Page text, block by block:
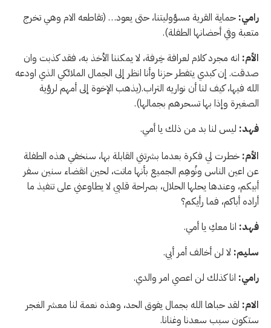
رامي: حماية القرية مسؤوليتنا، حتى يعود… (تقاطعه الام وهي تخرج
متعبة وفي أحضانها الطفلة).
الأم: انه مجرد كلام لعرافة خِرفة، لا يمكننا الأخذ به، فقد كذبت وان
صدقت. إن كبدي يتفطر حزنا وأنا انظر إلى الجمال الملائكي الذي اودعه
الله فيها، كيف لنا أن نواريه التراب.(يذهب الإخوة إلى أمهم لرؤية
الصغيرة وإذا بها تسحرهم بجمالها).
فهد: ليس لنا بد من ذلك يا أمي.
الأم: خطرت لي فكرة بعدما بشرتني القابلة بها، سنخفي هذه الطفلة
عن اعين الناس ونُوهِم الجميع بأنها ماتت، لحين انقضاء سنين سفر
أبيكم، وعندها يحلها الحلال، بصراحة قلبي لا يطاوعني على تنفيذ ما
أراده أباكم، فما رأيكم؟
فهد: انا معكِ يا أمي.
سليم: لا لن أخالف أمر أبي.
رامي: انا كذلك لن اعصي امر والدي.
الام: لقد حباها الله بجمال يفوق الحد، وهذه نعمة لنا معشر الغجر
ستكون سبب سعدنا وغنانا.